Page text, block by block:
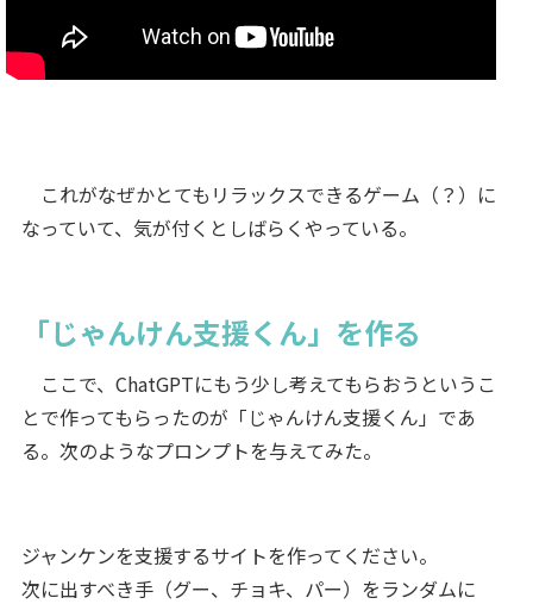
これがなぜかとてもリラックスできるゲーム（？）に
なっていて、気が付くとしばらくやっている。
「じゃんけん支援くん」を作る
ここで、ChatGPTにもう少し考えてもらおうというこ
とで作ってもらったのが「じゃんけん支援くん」であ
る。次のようなプロンプトを与えてみた。
ジャンケンを支援するサイトを作ってください。
次に出すべき手（グー、チョキ、パー）をランダムに